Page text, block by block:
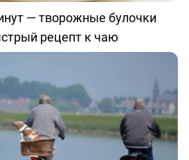
— творожные булочки
рецепт к чаю